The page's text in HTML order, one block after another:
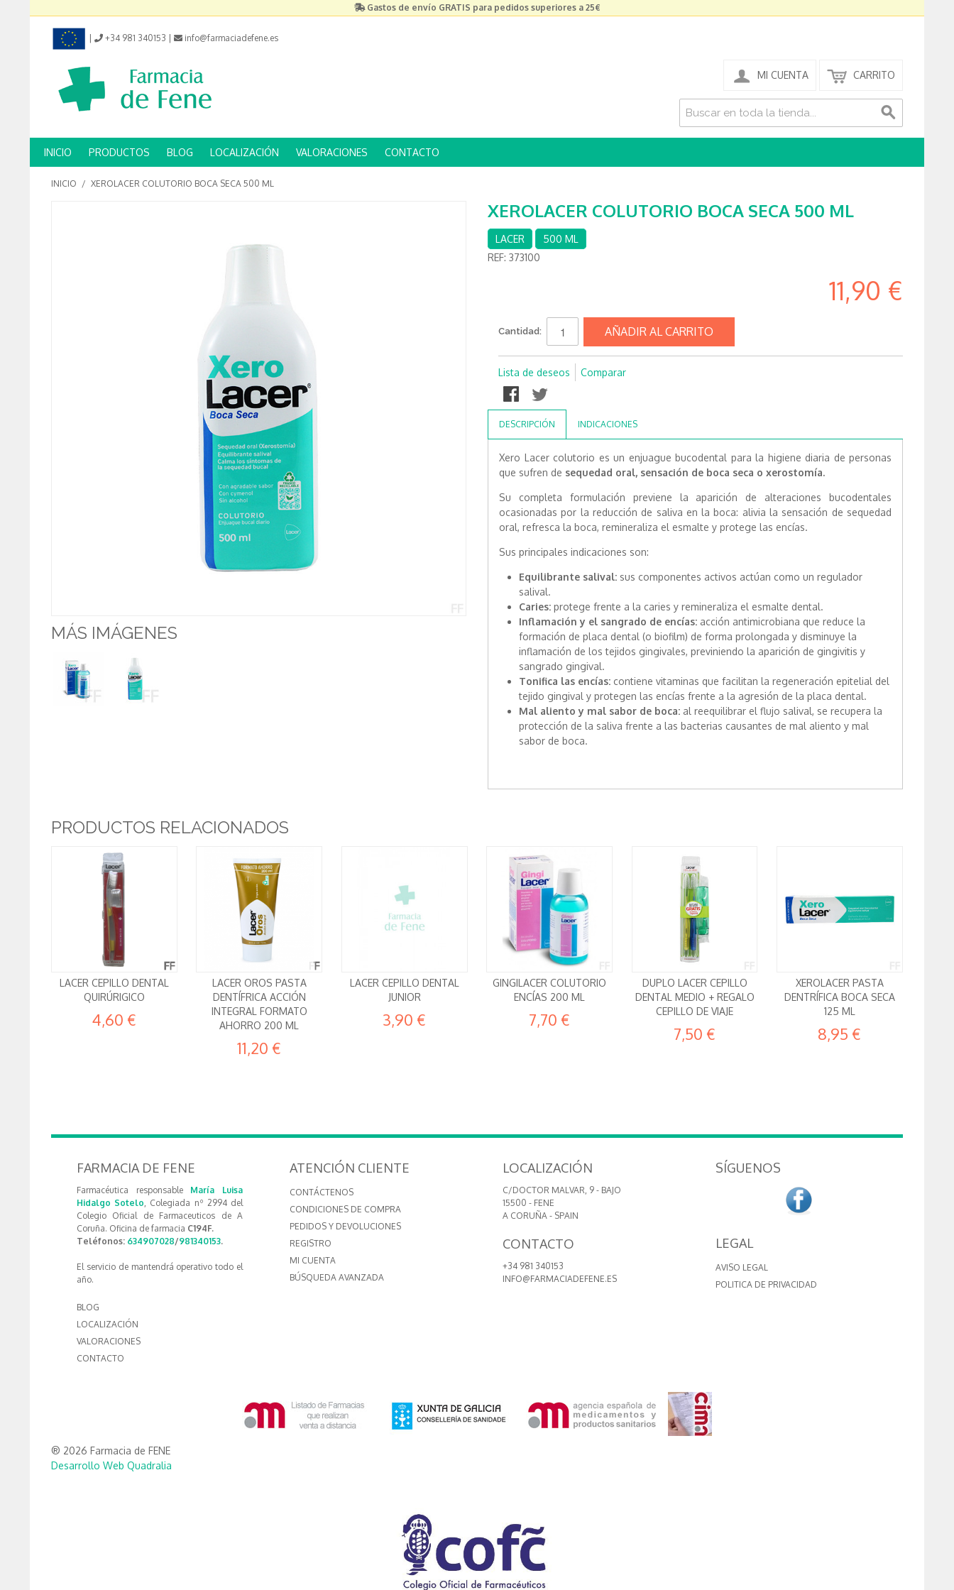
Gastos de envío GRATIS para pedidos superiores a 25€
+34 981 340153 info@farmaciadefene.es
MI CUENTA CARRITO
INICIO PRODUCTOS BLOG LOCALIZACIÓN VALORACIONES CONTACTO
INICIO / XEROLACER COLUTORIO BOCA SECA 500 ML
MÁS IMÁGENES
XEROLACER COLUTORIO BOCA SECA 500 ML
LACER
500 ML
REF: 373100
11,90 €
Cantidad: AÑADIR AL CARRITO
Lista de deseos Comparar
DESCRIPCIÓN INDICACIONES
Xero Lacer colutorio es un enjuague bucodental para la higiene diaria de personas
que sufren de sequedad oral, sensación de boca seca o xerostomía.
Su completa formulación previene la aparición de alteraciones bucodentales
ocasionadas por la reducción de saliva en la boca: alivia la sensación de sequedad
oral, refresca la boca, remineraliza el esmalte y protege las encías.
Sus principales indicaciones son:
Equilibrante salival: sus componentes activos actúan como un regulador
salival.
Caries: protege frente a la caries y remineraliza el esmalte dental.
Inflamación y el sangrado de encías: acción antimicrobiana que reduce la
formación de placa dental (o biofilm) de forma prolongada y disminuye la
inflamación de los tejidos gingivales, previniendo la aparición de gingivitis y
sangrado gingival.
Tonifica las encías: contiene vitaminas que facilitan la regeneración epitelial del
tejido gingival y protegen las encías frente a la agresión de la placa dental.
Mal aliento y mal sabor de boca: al reequilibrar el flujo salival, se recupera la
protección de la saliva frente a las bacterias causantes de mal aliento y mal
sabor de boca.
PRODUCTOS RELACIONADOS
LACER CEPILLO DENTAL
QUIRÚRIGICO
4,60 €
LACER OROS PASTA
DENTÍFRICA ACCIÓN
INTEGRAL FORMATO
AHORRO 200 ML
11,20 €
LACER CEPILLO DENTAL
JUNIOR
3,90 €
GINGILACER COLUTORIO
ENCÍAS 200 ML
7,70 €
DUPLO LACER CEPILLO
DENTAL MEDIO + REGALO
CEPILLO DE VIAJE
7,50 €
XEROLACER PASTA
DENTRÍFICA BOCA SECA
125 ML
8,95 €
FARMACIA DE FENE
Farmacéutica responsable María Luisa
Hidalgo Sotelo, Colegiada nº 2994 del
Colegio Oficial de Farmaceuticos de A
Coruña. Oficina de farmacia C194F.
Teléfonos: 634907028/981340153.
El servicio de mantendrá operativo todo el
año.
BLOG
LOCALIZACIÓN
VALORACIONES
CONTACTO
ATENCIÓN CLIENTE
CONTÁCTENOS
CONDICIONES DE COMPRA
PEDIDOS Y DEVOLUCIONES
REGISTRO
MI CUENTA
BÚSQUEDA AVANZADA
LOCALIZACIÓN
C/DOCTOR MALVAR, 9 - BAJO
15500 - FENE
A CORUÑA - SPAIN
CONTACTO
+34 981 340153
INFO@FARMACIADEFENE.ES
SÍGUENOS
LEGAL
AVISO LEGAL
POLITICA DE PRIVACIDAD
® 2026 Farmacia de FENE
Desarrollo Web Quadralia